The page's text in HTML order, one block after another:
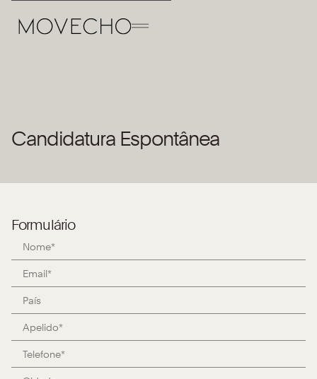
Vaga aberta
Candidatura Espontânea
Formulário